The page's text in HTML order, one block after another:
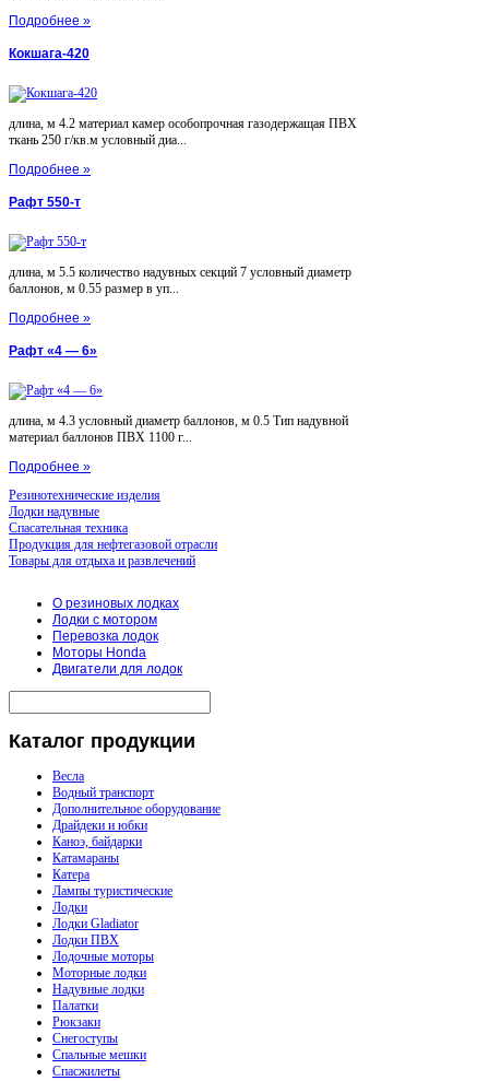
Подробнее »
Кокшага-420
длина, м 4.2 материал камер особопрочная газодержащая ПВХ
ткань 250 г/кв.м условный диа...
Подробнее »
Рафт 550-т
длина, м 5.5 количество надувных секций 7 условный диаметр
баллонов, м 0.55 размер в уп...
Подробнее »
Рафт «4 — 6»
длина, м 4.3 условный диаметр баллонов, м 0.5 Тип надувной
материал баллонов ПВХ 1100 г...
Подробнее »
Резинотехнические изделия
Лодки надувные
Спасательная техника
Продукция для нефтегазовой отрасли
Товары для отдыха и развлечений
О резиновых лодках
Лодки с мотором
Перевозка лодок
Моторы Honda
Двигатели для лодок
Каталог продукции
Весла
Водный транспорт
Дополнительное оборудование
Драйдеки и юбки
Каноэ, байдарки
Катамараны
Катера
Лампы туристические
Лодки
Лодки Gladiator
Лодки ПВХ
Лодочные моторы
Моторные лодки
Надувные лодки
Палатки
Рюкзаки
Снегоступы
Спальные мешки
Спасжилеты